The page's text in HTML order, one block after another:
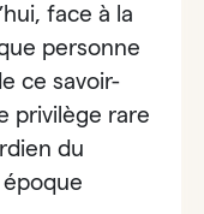
face à la
personne
ce savoir-
privilège rare
du